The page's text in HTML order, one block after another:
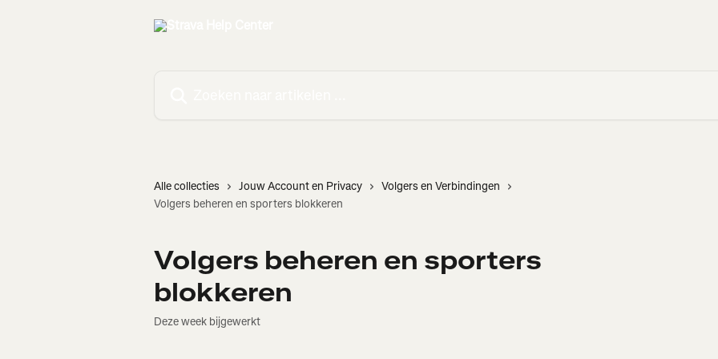
Alle collecties Jouw Account en Privacy
Volgers en Verbindingen
Volgers beheren en sporters blokkeren
Volgers beheren en sporters
blokkeren
Deze week bijgewerkt